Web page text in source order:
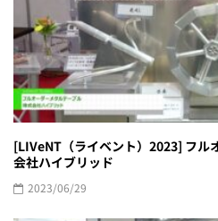
[LIVeNT（ライベント）2023] フル
会社ハイブリッド
2023/06/29